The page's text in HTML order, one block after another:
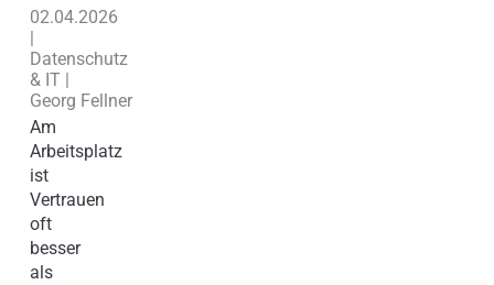
02.04.2026
|
Datenschutz
& IT |
Georg Fellner
Am
Arbeitsplatz
ist
Vertrauen
oft
besser
als